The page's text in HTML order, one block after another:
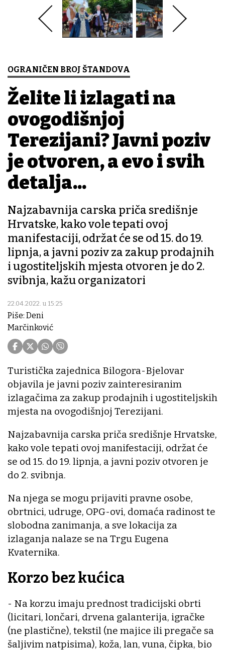
OGRANIČEN BROJ ŠTANDOVA
Želite li izlagati na
ovogodišnjoj
Terezijani? Javni poziv
je otvoren, a evo i svih
detalja...
Najzabavnija carska priča središnje
Hrvatske, kako vole tepati ovoj
manifestaciji, održat će se od 15. do 19.
lipnja, a javni poziv za zakup prodajnih
i ugostiteljskih mjesta otvoren je do 2.
svibnja, kažu organizatori
22.04.2022. u 15:25
Piše: Deni
Marčinković
Turistička zajednica Bilogora-Bjelovar
objavila je javni poziv zainteresiranim
izlagačima za zakup prodajnih i ugostiteljskih
mjesta na ovogodišnjoj Terezijani.
Najzabavnija carska priča središnje Hrvatske,
kako vole tepati ovoj manifestaciji, održat će
se od 15. do 19. lipnja, a javni poziv otvoren je
do 2. svibnja.
Na njega se mogu prijaviti pravne osobe,
obrtnici, udruge, OPG-ovi, domaća radinost te
slobodna zanimanja, a sve lokacija za
izlaganja nalaze se na Trgu Eugena
Kvaternika.
Korzo bez kućica
- Na korzu imaju prednost tradicijski obrti
(licitari, lončari, drvena galanterija, igračke
(ne plastične), tekstil (ne majice ili pregače sa
šaljivim natpisima), koža, lan, vuna, čipka, bio